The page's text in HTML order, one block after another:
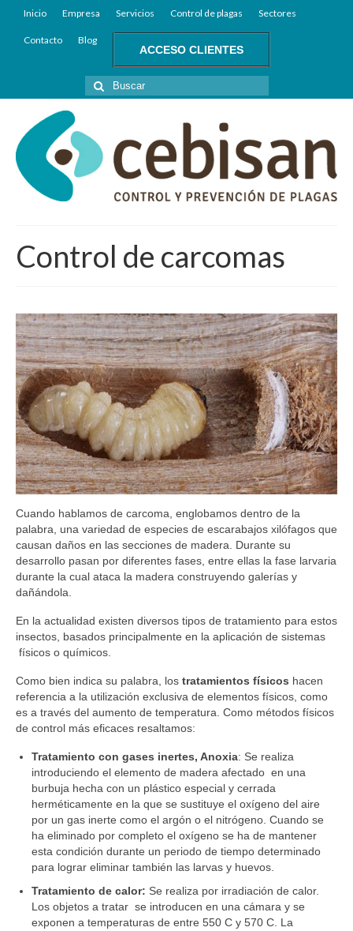
Inicio Empresa Servicios Control de plagas Sectores
Contacto Blog
ACCESO CLIENTES
Buscar
por:
Control de carcomas
Cuando hablamos de carcoma, englobamos dentro de la
palabra, una variedad de especies de escarabajos xilófagos que
causan daños en las secciones de madera. Durante su
desarrollo pasan por diferentes fases, entre ellas la fase larvaria
durante la cual ataca la madera construyendo galerías y
dañándola.
En la actualidad existen diversos tipos de tratamiento para estos
insectos, basados principalmente en la aplicación de sistemas
físicos o químicos.
Como bien indica su palabra, los tratamientos físicos hacen
referencia a la utilización exclusiva de elementos físicos, como
es a través del aumento de temperatura. Como métodos físicos
de control más eficaces resaltamos:
Tratamiento con gases inertes, Anoxia: Se realiza
introduciendo el elemento de madera afectado en una
burbuja hecha con un plástico especial y cerrada
herméticamente en la que se sustituye el oxígeno del aire
por un gas inerte como el argón o el nitrógeno. Cuando se
ha eliminado por completo el oxígeno se ha de mantener
esta condición durante un periodo de tiempo determinado
para lograr eliminar también las larvas y huevos.
Tratamiento de calor: Se realiza por irradiación de calor.
Los objetos a tratar se introducen en una cámara y se
exponen a temperaturas de entre 550 C y 570 C. La